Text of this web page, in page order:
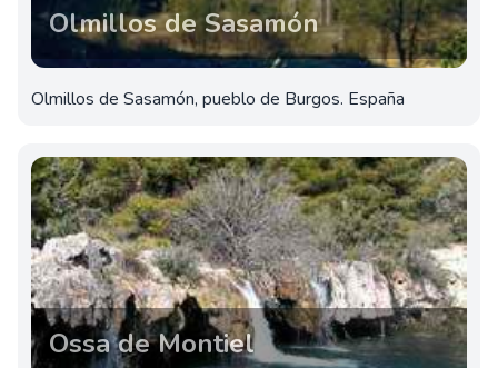
Olmillos de Sasamón
Olmillos de Sasamón, pueblo de Burgos. España
Ossa de Montiel